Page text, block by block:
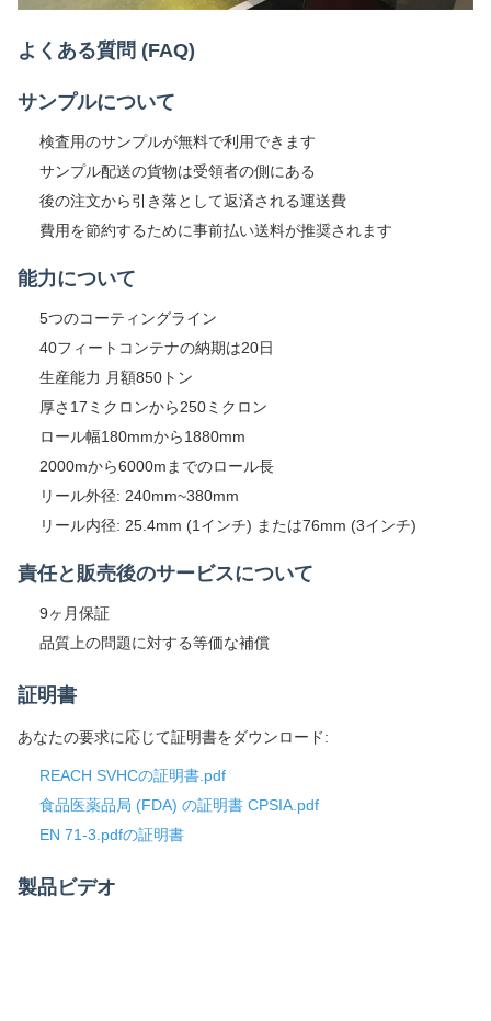
よくある質問 (FAQ)
サンプルについて
検査用のサンプルが無料で利用できます
サンプル配送の貨物は受領者の側にある
後の注文から引き落として返済される運送費
費用を節約するために事前払い送料が推奨されます
能力について
5つのコーティングライン
40フィートコンテナの納期は20日
生産能力 月額850トン
厚さ17ミクロンから250ミクロン
ロール幅180mmから1880mm
2000mから6000mまでのロール長
リール外径: 240mm~380mm
リール内径: 25.4mm (1インチ) または76mm (3インチ)
責任と販売後のサービスについて
9ヶ月保証
品質上の問題に対する等価な補償
証明書
あなたの要求に応じて証明書をダウンロード:
REACH SVHCの証明書.pdf
食品医薬品局 (FDA) の証明書 CPSIA.pdf
EN 71-3.pdfの証明書
製品ビデオ